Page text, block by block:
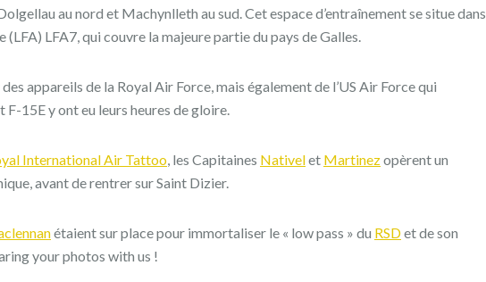
au nord et Machynlleth au sud. Cet espace d’entraînement se situe dans
(LFA) LFA7, qui couvre la majeure partie du pays de Galles.
appareils de la Royal Air Force, mais également de l’US Air Force qui
15E y ont eu leurs heures de gloire.
International Air Tattoo, les Capitaines Nativelet Martinezopèrent un
avant de rentrer sur Saint Dizier.
étaient sur place pour immortaliser le « low pass » du RSDet de son
your photos with us !